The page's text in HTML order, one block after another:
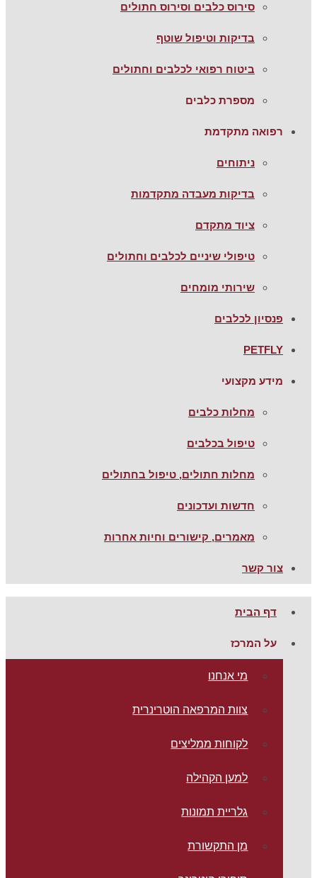
סירוס כלבים וסירוס חתולים
בדיקות וטיפול שוטף
ביטוח רפואי לכלבים וחתולים
מספרת כלבים
רפואה מתקדמת
ניתוחים
בדיקות מעבדה מתקדמות
ציוד מתקדם
טיפולי שיניים לכלבים וחתולים
שירותי מומחים
פנסיון לכלבים
PETFLY
מידע מקצועי
מחלות כלבים
טיפול בכלבים
מחלות חתולים, טיפול בחתולים
חדשות ועדכונים
מאמרים, קישורים וחיות אחרות
צור קשר
דף הבית
על המרכז
מי אנחנו
צוות המרפאה הוטרינרית
לקוחות ממליצים
למען הקהילה
גלריית תמונות
מן התקשורת